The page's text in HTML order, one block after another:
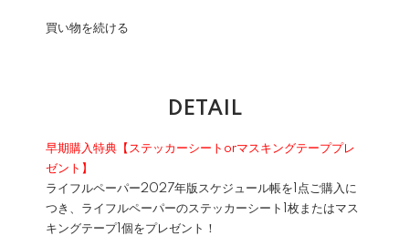
買い物を続ける
DETAIL
早期購入特典【ステッカーシートorマスキングテーププレ
ゼント】
ライフルペーパー2027年版スケジュール帳を1点ご購入に
つき、ライフルペーパーのステッカーシート1枚またはマス
キングテープ1個をプレゼント！